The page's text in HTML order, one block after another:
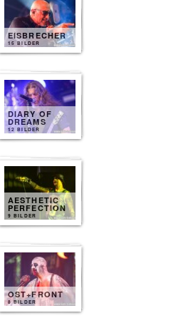
EISBRECHER
15 BILDER
DIARY OF
DREAMS
12 BILDER
AESTHETIC
PERFECTION
9 BILDER
OST+FRONT
8 BILDER